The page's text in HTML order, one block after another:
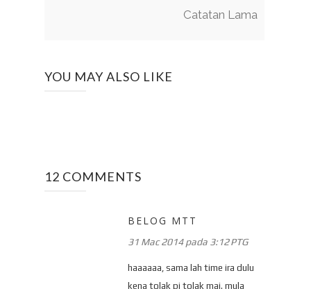
Catatan Lama
YOU MAY ALSO LIKE
12 COMMENTS
BELOG MTT
31 Mac 2014 pada 3:12 PTG
haaaaaa, sama lah time ira dulu
kena tolak pi tolak mai. mula